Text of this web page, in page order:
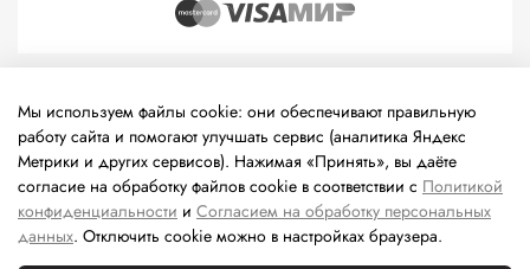
технологии
(информационные технологии предоставления
информации на основе сбора, систематизации и анализа
сведений, относящихся к предпочтениям пользователей сети
«Интернет», находящихся на территории Российской
Федерации).
Мы используем файлы cookie: они обеспечивают правильную
работу сайта и помогают улучшать сервис (аналитика Яндекс
Метрики и других сервисов). Нажимая «Принять», вы даёте
согласие на обработку файлов cookie в соответствии с Политикой
конфиденциальности и Согласием на обработку персональных
данных. Отключить cookie можно в настройках браузера.